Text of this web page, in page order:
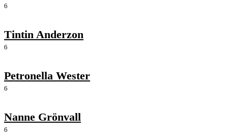
6
Tintin Anderzon
6
Petronella Wester
6
Nanne Grönvall
6